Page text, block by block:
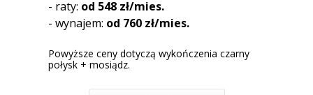
- raty: od 548 zł/mies.
- wynajem: od 760 zł/mies.
Powyższe ceny dotyczą wykończenia czarny
połysk + mosiądz.